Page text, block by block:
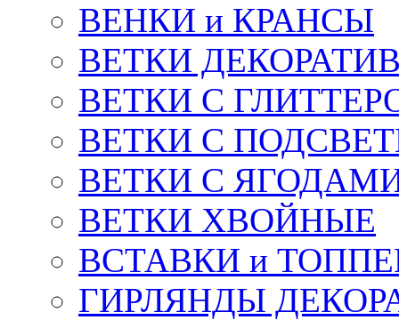
ВЕНКИ и КРАНСЫ
ВЕТКИ
ВЕТКИ С
ВЕТКИ С
ВЕТКИ С
ВЕТКИ ХВОЙНЫЕ
ВСТАВКИ и
ГИРЛЯНДЫ